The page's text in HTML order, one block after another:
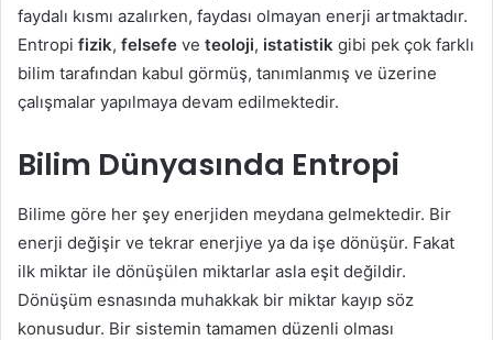
faydalı kısmı azalırken, faydası olmayan enerji artmaktadır.
Entropi fizik, felsefe ve teoloji, istatistik gibi pek çok farklı
bilim tarafından kabul görmüş, tanımlanmış ve üzerine
çalışmalar yapılmaya devam edilmektedir.
Bilim Dünyasında Entropi
Bilime göre her şey enerjiden meydana gelmektedir. Bir
enerji değişir ve tekrar enerjiye ya da işe dönüşür. Fakat
ilk miktar ile dönüşülen miktarlar asla eşit değildir.
Dönüşüm esnasında muhakkak bir miktar kayıp söz
konusudur. Bir sistemin tamamen düzenli olması